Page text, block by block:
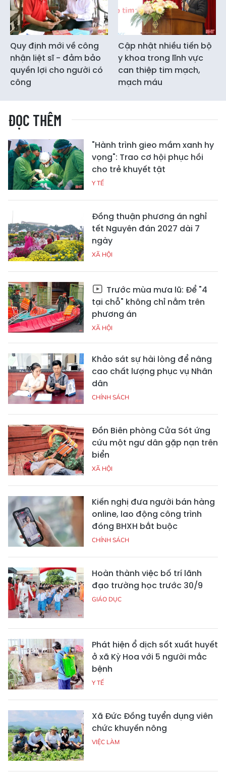
Quy định mới về công
nhận liệt sĩ - đảm bảo
quyền lợi cho người có
công
Cập nhật nhiều tiến bộ
y khoa trong lĩnh vực
can thiệp tim mạch,
mạch máu
ĐỌC THÊM
"Hành trình gieo mầm xanh hy
vọng": Trao cơ hội phục hồi
cho trẻ khuyết tật
Y TẾ
Đồng thuận phương án nghỉ
tết Nguyên đán 2027 dài 7
ngày
XÃ HỘI
Trước mùa mưa lũ: Để "4
tại chỗ" không chỉ nằm trên
phương án
XÃ HỘI
Khảo sát sự hài lòng để nâng
cao chất lượng phục vụ Nhân
dân
CHÍNH SÁCH
Đồn Biên phòng Cửa Sót ứng
cứu một ngư dân gặp nạn trên
biển
XÃ HỘI
Kiến nghị đưa người bán hàng
online, lao động công trình
đóng BHXH bắt buộc
CHÍNH SÁCH
Hoàn thành việc bố trí lãnh
đạo trường học trước 30/9
GIÁO DỤC
Phát hiện ổ dịch sốt xuất huyết
ở xã Kỳ Hoa với 5 người mắc
bệnh
Y TẾ
Xã Đức Đồng tuyển dụng viên
chức khuyến nông
VIỆC LÀM